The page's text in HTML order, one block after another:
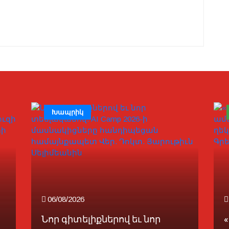
06/08/2026
Նոր գիտելիքներով եւ նոր
Խապրիկ